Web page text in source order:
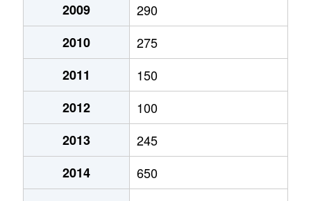
2009
290
2010
275
2011
150
2012
100
2013
245
2014
650